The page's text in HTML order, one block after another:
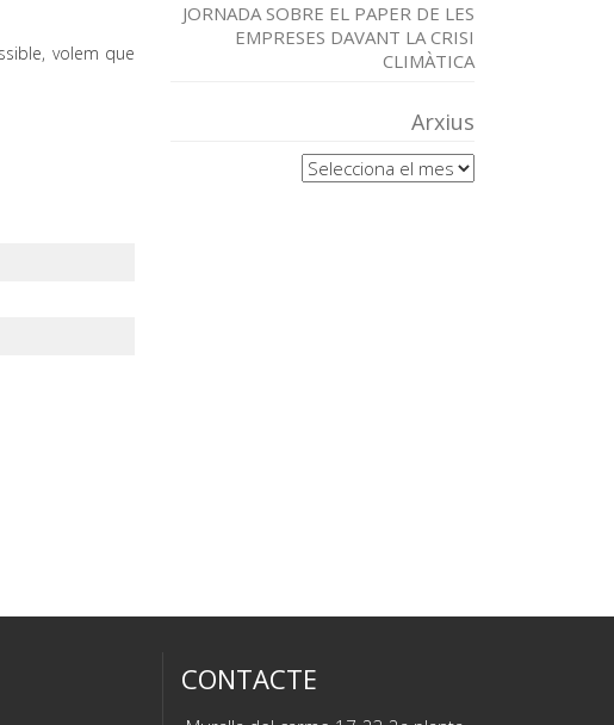
volem que
JORNADA SOBRE EL PAPER DE LES
EMPRESES DAVANT LA CRISI
CLIMÀTICA
Arxius
Arxius
CONTACTE